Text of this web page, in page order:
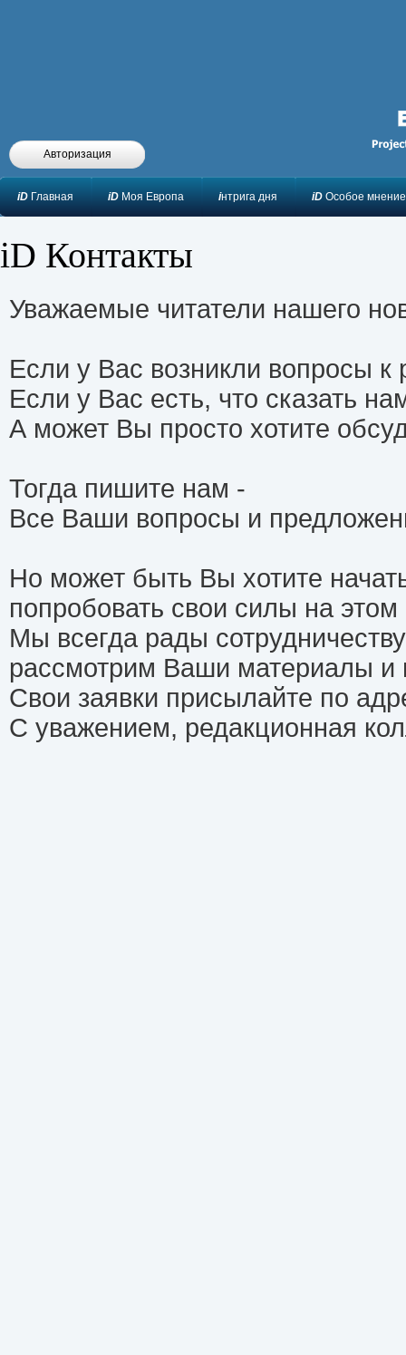
Авторизация
iD Главная iD Моя Европа iнтрига дня iD Особое мнение
iD Контакты
Уважаемые читатели нашего
Если у Вас возникли вопросы к
Если у Вас есть, что сказать
А может Вы просто хотите
Тогда пишите нам -
Все Ваши вопросы и
Но может быть Вы хотите
попробовать свои силы на
Мы всегда рады
рассмотрим Ваши материалы и
Свои заявки присылайте по
С уважением, редакционная